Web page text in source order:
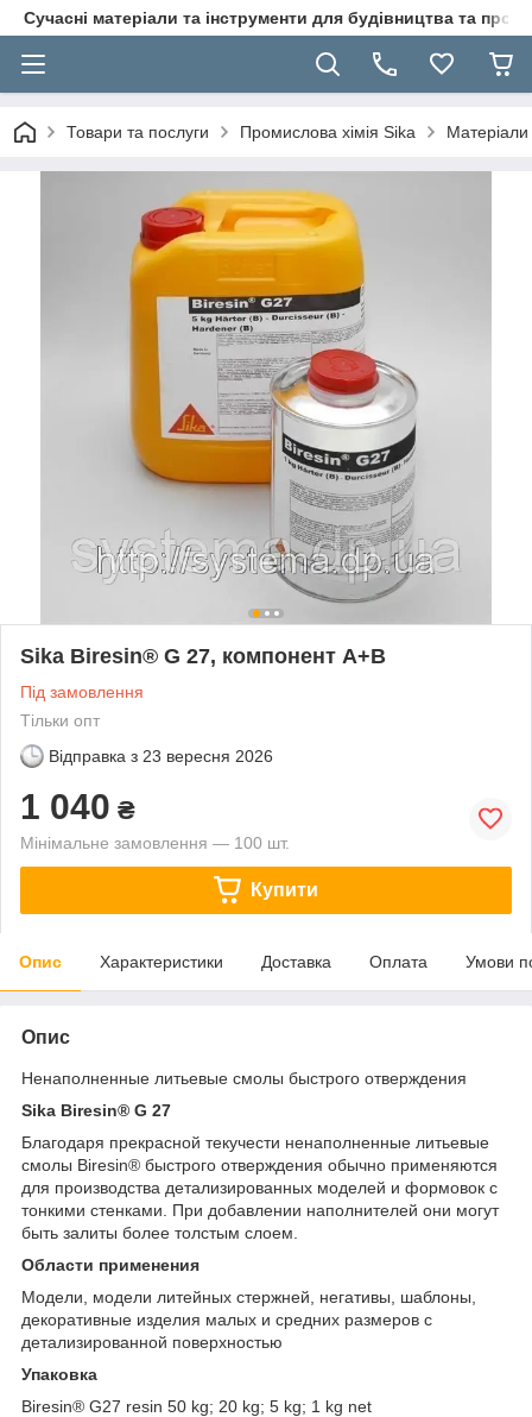
Сучасні матеріали та інструменти для будівництва та
Товари та послуги Промислова хімія Sika Матеріали
Sika Biresin® G 27, компонент A+B
Під замовлення
Тільки опт
Відправка з 23 вересня 2026
1 040 ₴
Мінімальне замовлення — 100 шт.
Купити
Опис Характеристики Доставка Оплата Умови
Опис
Ненаполненные литьевые смолы быстрого отверждения
Sika Biresin® G 27
Благодаря прекрасной текучести ненаполненные литьевые
смолы Biresin® быстрого отверждения обычно применяются
для производства детализированных моделей и формовок с
тонкими стенками. При добавлении наполнителей они могут
быть залиты более толстым слоем.
Области применения
Модели, модели литейных стержней, негативы, шаблоны,
декоративные изделия малых и средних размеров с
детализированной поверхностью
Упаковка
Biresin® G27 resin 50 kg; 20 kg; 5 kg; 1 kg net